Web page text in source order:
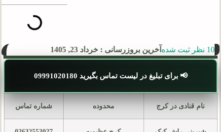
10 نظر ثبت شده آخرین بروزرسانی : خرداد 23, 1405
📢 برای تبلیغ در لیست تماس بگیرید 09991020180
نام قنادی در کرج محدوده شماره تماس